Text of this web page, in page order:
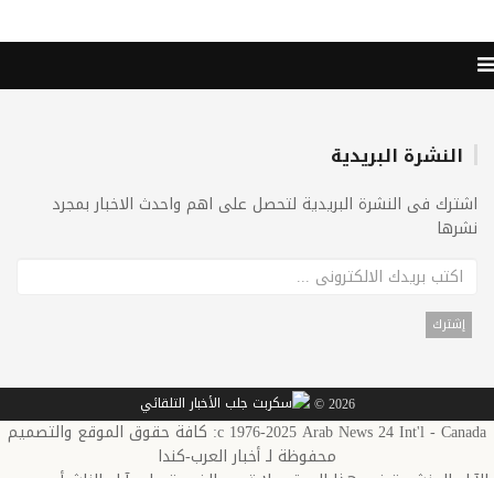
النشرة البريدية
اشترك فى النشرة البريدية لتحصل على اهم واحدث الاخبار بمجرد
نشرها
2026 ©
c 1976-2025 Arab News 24 Int'l - Canada: كافة حقوق الموقع والتصميم
محفوظة لـ أخبار العرب-كندا